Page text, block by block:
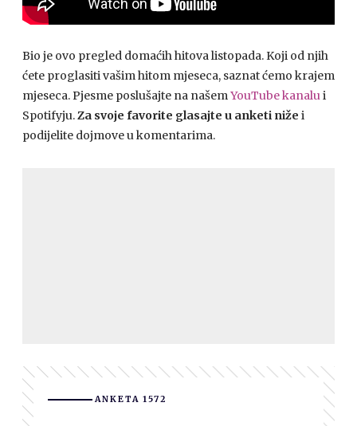
Bio je ovo pregled domaćih hitova listopada. Koji od njih
ćete proglasiti vašim hitom mjeseca, saznat ćemo krajem
mjeseca. Pjesme poslušajte na našemYouTube kanalui
Spotifyju.Za svoje favorite glasajte u anketi niže i
podijelite dojmove u komentarima.
ANKETA 1572